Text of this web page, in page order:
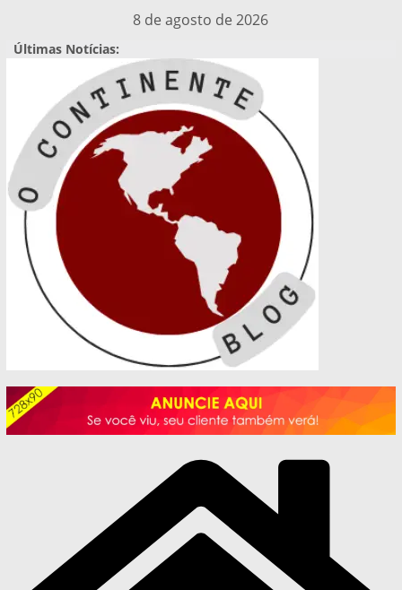
para
8 de agosto de 2026
Últimas Notícias: